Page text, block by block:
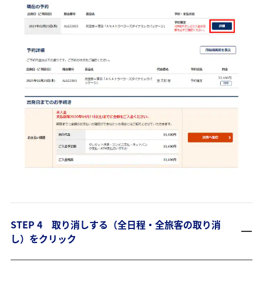
STEP 4 取り消しする（全日程・全旅客の取り消
し）をクリック